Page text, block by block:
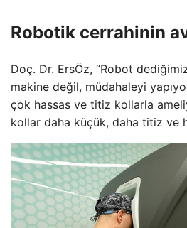
Robotik cerrahinin
Doç. Dr. ErsÖz, “Robot
makine değil, müdahaleyi
çok hassas ve titiz kollarla
kollar daha küçük, daha titiz ve